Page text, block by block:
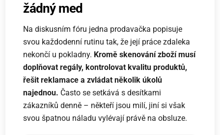
žádný med
Na diskusním fóru jedna prodavačka popisuje
svou každodenní rutinu tak, že její práce zdaleka
nekončí u pokladny. Kromě skenování zboží musí
doplňovat regály, kontrolovat kvalitu produktů,
řešit reklamace a zvládat několik úkolů
najednou. Často se setkává s desítkami
zákazníků denně – někteří jsou milí, jiní si však
svou špatnou náladu vylévají právě na obsluze.